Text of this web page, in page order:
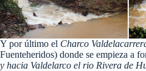
Y por último el Charco
Fuenteheridos) donde se empieza a
y hacia Valdelarco el rio Rivera de